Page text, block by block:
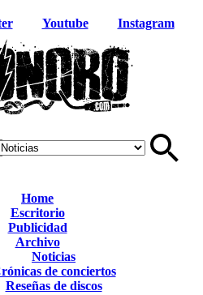
Youtube Instagram
Home
Escritorio
Publicidad
Archivo
Noticias
de conciertos
Reseñas de discos